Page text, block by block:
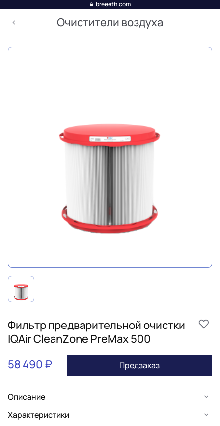
breeeth.com
Очистители воздуха
Фильтр предварительной очистки
IQAir CleanZone PreMax 500
58 490 ₽
Предзаказ
Описание
Характеристики